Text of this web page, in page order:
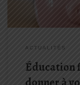
ACTUALITÉS
Éducation